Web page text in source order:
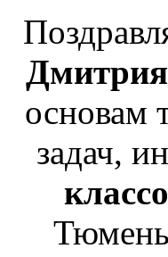
Дмитрия
основам
задач,